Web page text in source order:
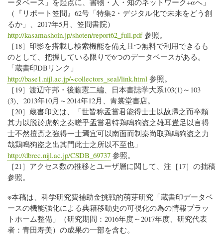
ータベース」を起点に、書物・人・知のネットワーク+αへ」
（『リポート笠間』62号「特集2・デジタル化で未来をどう創
るか」、2017年5月、笠間書院）
http://kasamashoin.jp/shoten/report62_full.pdf参照。
［18］印影を搭載し検索機能を備え且つ無料で利用できるも
のとして、把握している限りで6つのデータベースがある。
「蔵書印DBリンク」
http://base1.nijl.ac.jp/~collectors_seal/link.html 参照。
［19］渡辺守邦・後藤憲二編、日本書誌学大系103(1)～103
(3)、2013年10月～2014年12月、青裳堂書店。
［20］蔵書印文は、「世皆称孟嘗君能得士士以故帰之而卒頼
其力以脱於虎豹之秦嗟乎孟嘗君特鶏鳴狗盗之雄耳豈足以言得
士不然擅斎之強得一士焉宜可以南面而制秦尚取鶏鳴狗盗之力
哉鶏鳴狗盗之出其門此士之所以不至也」
http://dbrec.nijl.ac.jp/CSDB_69737 参照。
［21］アクセス数の推移とユーザ層に関して、注［17］の拙稿
参照。
※本稿は、科学研究費補助金挑戦的萌芽研究「蔵書印データベ
ースの機能強化による典籍移動史の可視化の為の情報プラッ
トホーム整備」（研究期間：2016年度～2017年度、研究代表
者：青田寿美）の成果の一部を含む。